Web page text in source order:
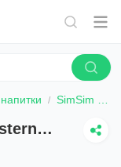
SimSim Middle Eastern Recipes